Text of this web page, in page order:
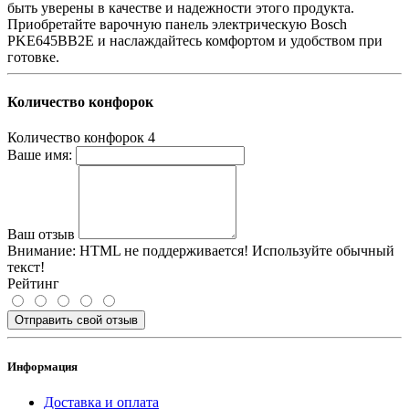
быть уверены в качестве и надежности этого продукта.
Приобретайте варочную панель электрическую Bosch
PKE645BB2E и наслаждайтесь комфортом и удобством при
готовке.
Количество конфорок
Количество конфорок 4
Ваше имя:
Ваш отзыв
Внимание: HTML не поддерживается! Используйте обычный
текст!
Рейтинг
Отправить свой отзыв
Информация
Доставка и оплата